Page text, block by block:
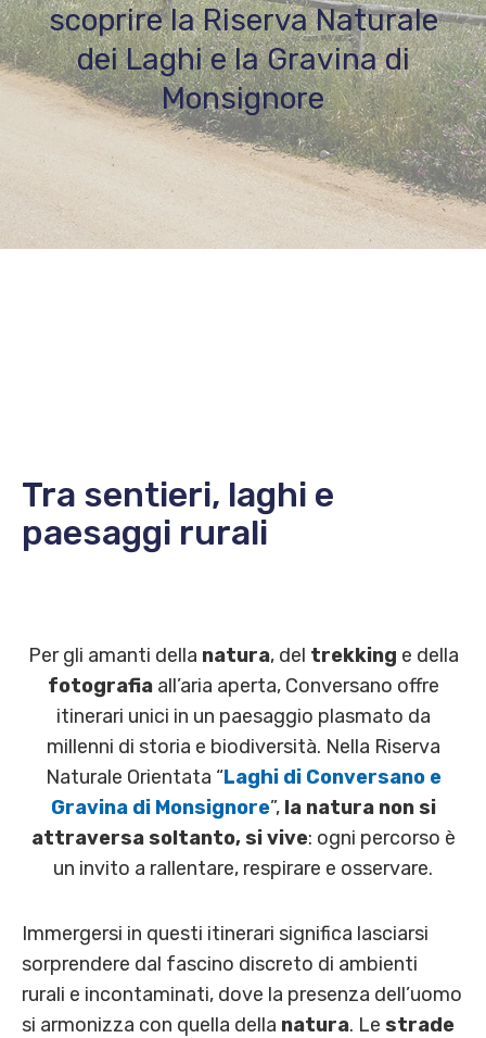
scoprire la Riserva Naturale
dei Laghi e la Gravina di
Monsignore
Tra sentieri, laghi e
paesaggi rurali
Per gli amanti della natura, del trekking e della
fotografiaall’aria aperta, Conversano offre
itinerari unici in un paesaggio plasmato da
millenni di storia e biodiversità. Nella Riserva
Naturale Orientata “Laghi di Conversano e
Gravina di Monsignore”,la natura non si
attraversa soltanto, si vive: ogni percorso è
un invito a rallentare, respirare e osservare.
Immergersi in questi itinerari significa lasciarsi
sorprendere dal fascino discreto di ambienti
rurali e incontaminati, dove la presenza dell’uomo
si armonizza con quella della natura. Le strade